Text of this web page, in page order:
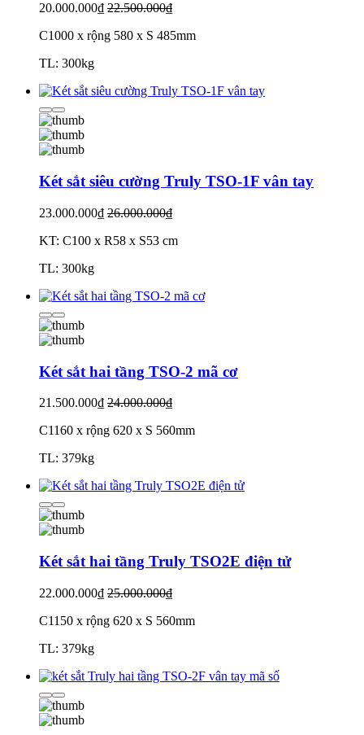
20.000.000₫ 22.500.000₫
C1000 x rộng 580 x S 485mm
TL: 300kg
Két sắt siêu cường Truly TSO-1F vân tay
23.000.000₫ 26.000.000₫
KT: C100 x R58 x S53 cm
TL: 300kg
Két sắt hai tầng TSO-2 mã cơ
21.500.000₫ 24.000.000₫
C1160 x rộng 620 x S 560mm
TL: 379kg
Két sắt hai tầng Truly TSO2E điện tử
22.000.000₫ 25.000.000₫
C1150 x rộng 620 x S 560mm
TL: 379kg